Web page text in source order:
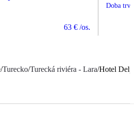
63 € /os.
Doba
/Turecko/Turecká riviéra - Lara/Hotel